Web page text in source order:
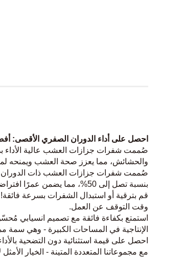
احصل على أداء الدوران الصفري الأقصى:
صُممت شفرات جزازات العشب عالية الأداء
والحشائش، مما يعزز صحة العشب ويمنحه
صُممت شفرات جزازات العشب ذات الدوران
بنسبة تصل إلى 50%، مما يضمن عمرًا افتراضيًا استثنائيًا وحدّة مستدامة - وهو سبب رئيسي لاعتبارها من بين أفضل شفرات جزازات العشب لدى المحترفين.
وقت التوقف عن العمل.
الإنتاجية في المساحات الكبيرة - وهي
مع مجموعاتنا المتعددة المتينة - الخيار